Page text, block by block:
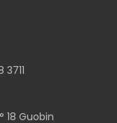
18 Guobin